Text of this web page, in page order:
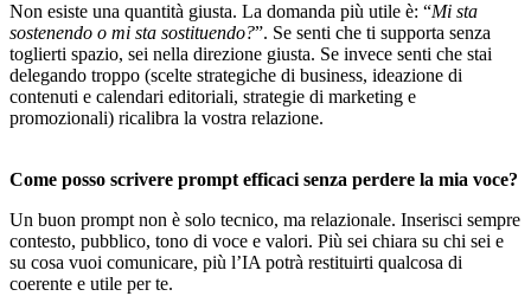
Non esiste una quantità giusta. La domanda più utile è: “Mi sta
sostenendo o mi sta sostituendo?”. Se senti che ti supporta senza
toglierti spazio, sei nella direzione giusta. Se invece senti che stai
delegando troppo (scelte strategiche di business, ideazione di
contenuti e calendari editoriali, strategie di marketing e
promozionali) ricalibra la vostra relazione.
Come posso scrivere prompt efficaci senza perdere la mia voce?
Un buon prompt non è solo tecnico, ma relazionale. Inserisci sempre
contesto, pubblico, tono di voce e valori. Più sei chiara su chi sei e
su cosa vuoi comunicare, più l’IA potrà restituirti qualcosa di
coerente e utile per te.